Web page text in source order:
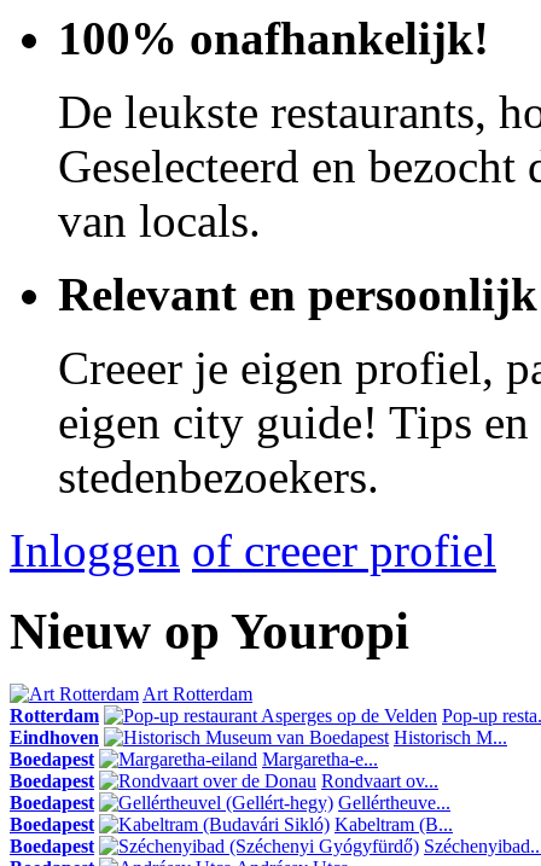
100% onafhankelijk!
De leukste restaurants,
Geselecteerd en
van locals.
Relevant en persoonlijk
Creeer je eigen profiel,
eigen city guide! Tips
stedenbezoekers.
Inloggen of creeer profiel
Nieuw op Youropi
Art Rotterdam
Rotterdam
Pop-up
Eindhoven
Historisch M...
Boedapest
Margaretha-e...
Boedapest
Rondvaart ov...
Boedapest
Gellértheuve...
Boedapest
Kabeltram (B...
Boedapest